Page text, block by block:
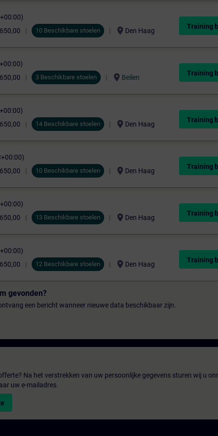
10 Beschikbare stoelen location_on Den Haag
Training
3 Beschikbare stoelen location_on Beilen
Training
14 Beschikbare stoelen location_on Den Haag
Training
10 Beschikbare stoelen location_on Den Haag
Training
13 Beschikbare stoelen location_on Den Haag
Training
12 Beschikbare stoelen location_on Den Haag
Training
gevonden?
een bericht wanneer nieuwe data beschikbaar zijn.
Na het verstrekken van uw persoonlijke gegevens sturen wij u
uw e-mailadres.